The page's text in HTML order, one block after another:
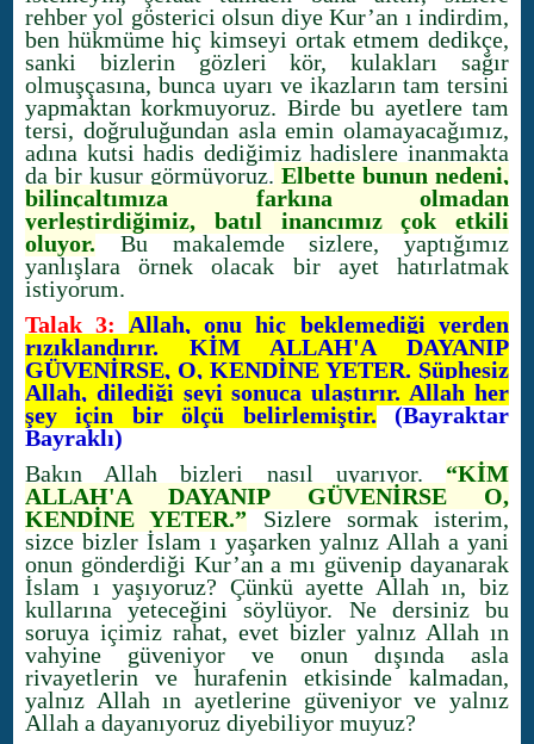
rehber yol gösterici olsun diye Kur’an ı indirdim,
ben hükmüme hiç kimseyi ortak etmem dedikçe,
sanki bizlerin gözleri kör, kulakları sağır
olmuşçasına, bunca uyarı ve ikazların tam tersini
yapmaktan korkmuyoruz. Birde bu ayetlere tam
tersi, doğruluğundan asla emin olamayacağımız,
adına kutsi hadis dediğimiz hadislere inanmakta
da bir kusur görmüyoruz. Elbette bunun nedeni,
bilinçaltımıza farkına olmadan
yerleştirdiğimiz, batıl inancımız çok etkili
oluyor. Bu makalemde sizlere, yaptığımız
yanlışlara örnek olacak bir ayet hatırlatmak
istiyorum.
Talak 3:
Allah, onu hiç beklemediği yerden
rızıklandırır. KİM ALLAH'A DAYANIP
GÜVENİRSE, O, KENDİNE YETER. Şüphesiz
Allah, dilediği şeyi sonuca ulaştırır. Allah her
şey için bir ölçü belirlemiştir. (Bayraktar
Bayraklı)
Bakın Allah bizleri nasıl uyarıyor. “KİM
ALLAH'A DAYANIP GÜVENİRSE O,
KENDİNE YETER.” Sizlere sormak isterim,
sizce bizler İslam ı yaşarken yalnız Allah a yani
onun gönderdiği Kur’an a mı güvenip dayanarak
İslam ı yaşıyoruz? Çünkü ayette Allah ın, biz
kullarına yeteceğini söylüyor. Ne dersiniz bu
soruya içimiz rahat, evet bizler yalnız Allah ın
vahyine güveniyor ve onun dışında asla
rivayetlerin ve hurafenin etkisinde kalmadan,
yalnız Allah ın ayetlerine güveniyor ve yalnız
Allah a dayanıyoruz diyebiliyor muyuz?